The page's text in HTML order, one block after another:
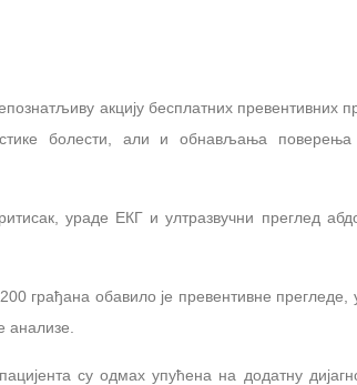
акцију бесплатних превентивних
болести, али и обнављања
ураде ЕКГ и ултразвучни преглед
грађана обавило је превентивне прегледе,
анализе.
су одмах упућена на додатну